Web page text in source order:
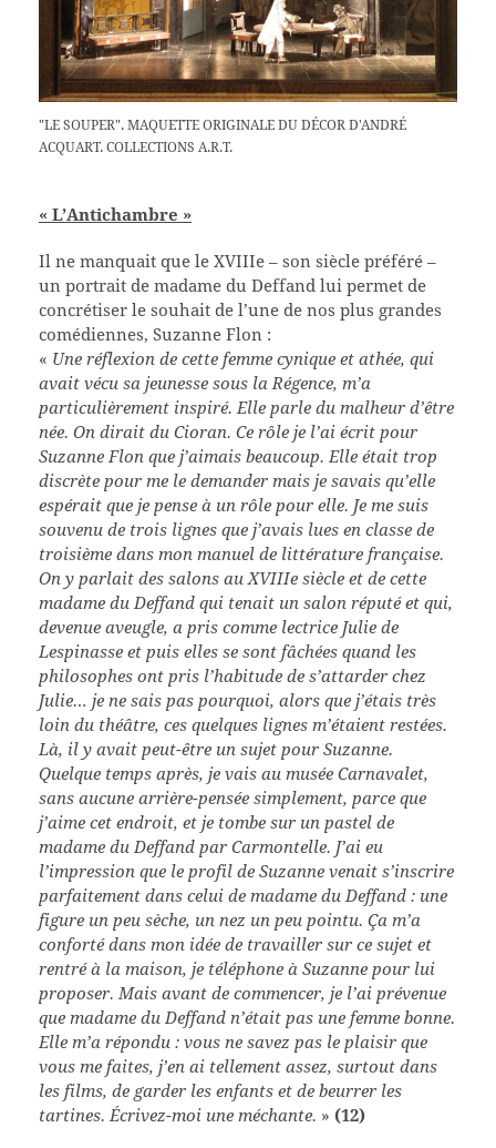
"LE SOUPER". MAQUETTE ORIGINALE DU DÉCOR D'ANDRÉ
ACQUART. COLLECTIONS A.R.T.
« L’Antichambre »
Il ne manquait que le XVIIIe – son siècle préféré –
un portrait de madame du Deffand lui permet de
concrétiser le souhait de l’une de nos plus grandes
comédiennes, Suzanne Flon :
« Une réflexion de cette femme cynique et athée, qui
avait vécu sa jeunesse sous la Régence, m’a
particulièrement inspiré. Elle parle du malheur d’être
née. On dirait du Cioran. Ce rôle je l’ai écrit pour
Suzanne Flon que j’aimais beaucoup. Elle était trop
discrète pour me le demander mais je savais qu’elle
espérait que je pense à un rôle pour elle. Je me suis
souvenu de trois lignes que j’avais lues en classe de
troisième dans mon manuel de littérature française.
On y parlait des salons au XVIIIe siècle et de cette
madame du Deffand qui tenait un salon réputé et qui,
devenue aveugle, a pris comme lectrice Julie de
Lespinasse et puis elles se sont fâchées quand les
philosophes ont pris l’habitude de s’attarder chez
Julie… je ne sais pas pourquoi, alors que j’étais très
loin du théâtre, ces quelques lignes m’étaient restées.
Là, il y avait peut-être un sujet pour Suzanne.
Quelque temps après, je vais au musée Carnavalet,
sans aucune arrière-pensée simplement, parce que
j’aime cet endroit, et je tombe sur un pastel de
madame du Deffand par Carmontelle. J’ai eu
l’impression que le profil de Suzanne venait s’inscrire
parfaitement dans celui de madame du Deffand : une
figure un peu sèche, un nez un peu pointu. Ça m’a
conforté dans mon idée de travailler sur ce sujet et
rentré à la maison, je téléphone à Suzanne pour lui
proposer. Mais avant de commencer, je l’ai prévenue
que madame du Deffand n’était pas une femme bonne.
Elle m’a répondu : vous ne savez pas le plaisir que
vous me faites, j’en ai tellement assez, surtout dans
les films, de garder les enfants et de beurrer les
tartines. Écrivez-moi une méchante. » (12)